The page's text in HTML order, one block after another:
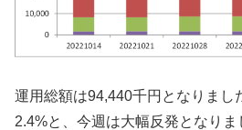
運用総額は94,440千円となりまし
2.4%と、今週は大幅反発となりま